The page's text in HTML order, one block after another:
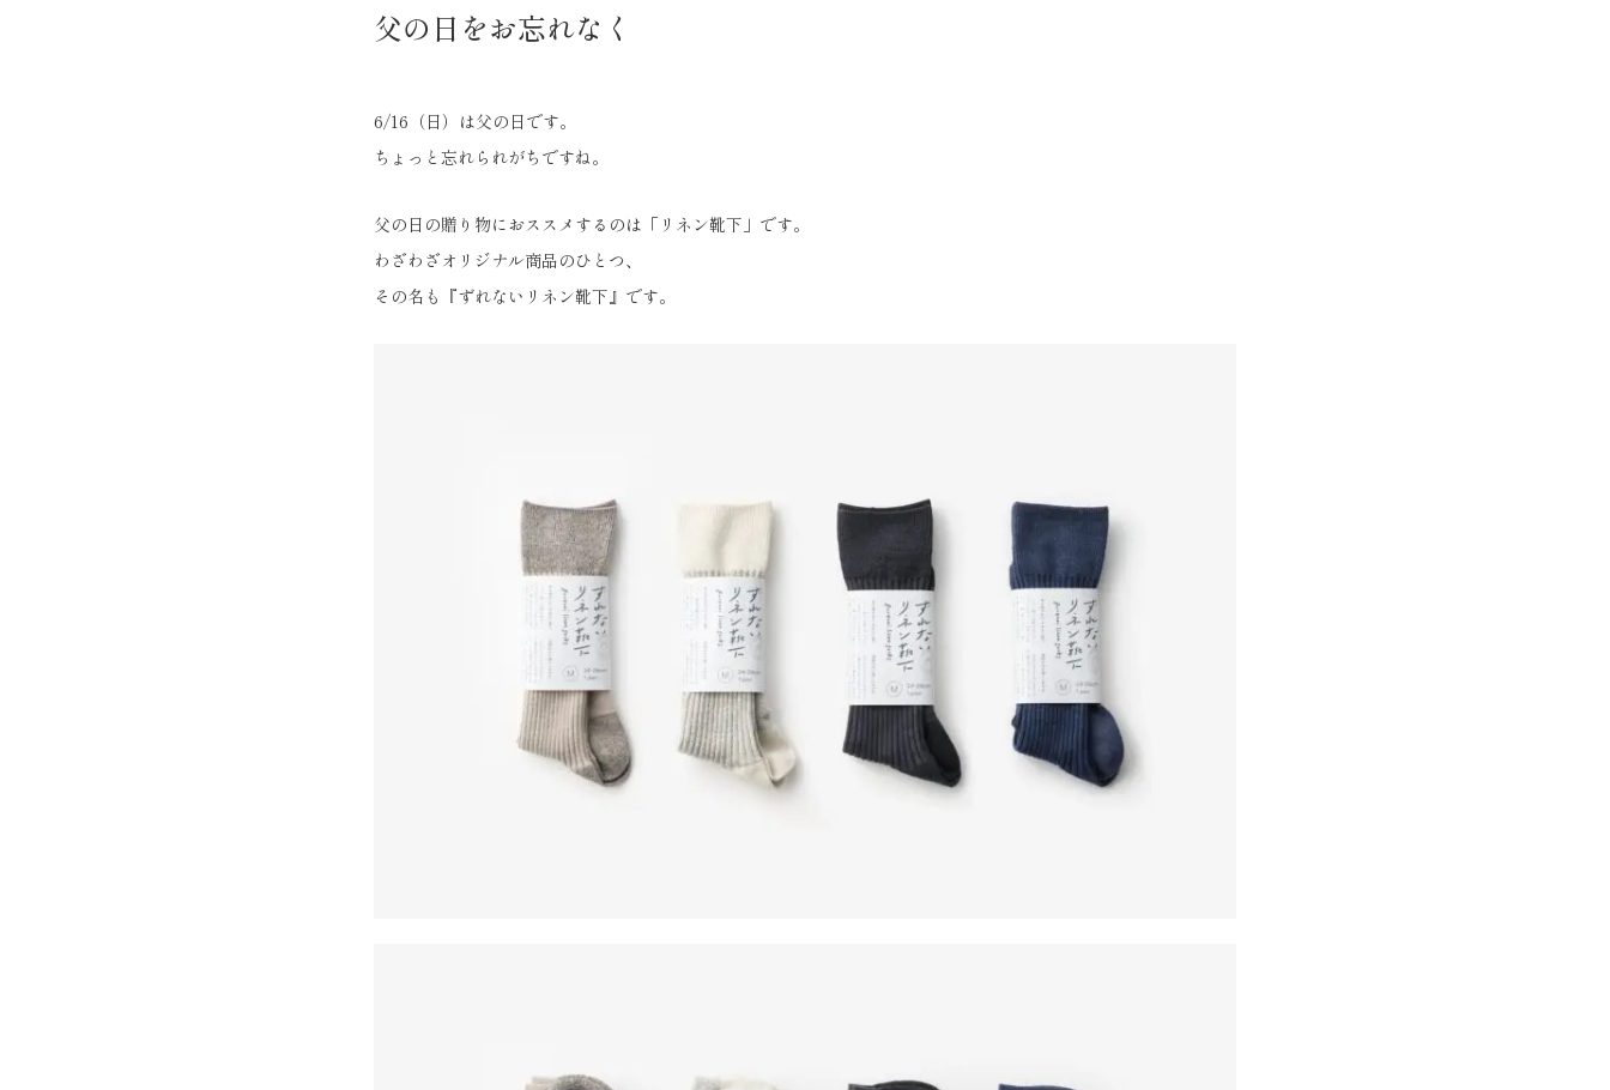
父の日をお忘れなく
6/16（日）は父の日です。
ちょっと忘れられがちですね。
父の日の贈り物におススメするのは「リネン靴下」です。
わざわざオリジナル商品のひとつ、
その名も『ずれないリネン靴下』です。